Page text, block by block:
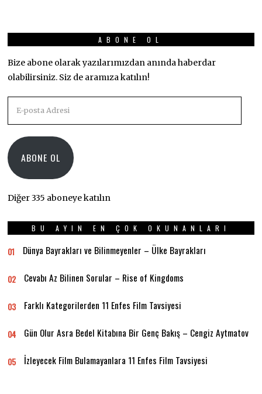
ABONE OL
Bize abone olarak yazılarımızdan anında haberdar
olabilirsiniz. Siz de aramıza katılın!
posta
ABONE OL
Diğer 335 aboneye katılın
BU AYIN EN ÇOK OKUNANLARI
01 Dünya Bayrakları ve Bilinmeyenler – Ülke Bayrakları
02 Cevabı Az Bilinen Sorular – Rise of Kingdoms
03 Farklı Kategorilerden 11 Enfes Film Tavsiyesi
04 Gün Olur Asra Bedel Kitabına Bir Genç Bakış – Cengiz Aytmatov
05 İzleyecek Film Bulamayanlara 11 Enfes Film Tavsiyesi